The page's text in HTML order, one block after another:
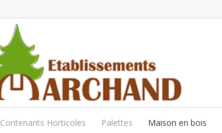
Contenants Horticoles Palettes Maison en bois